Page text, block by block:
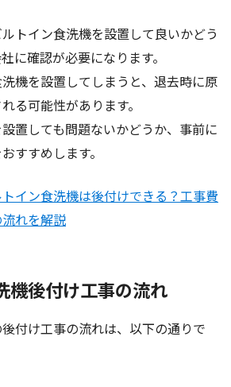
トイン食洗機を設置して良いかどう
に確認が必要になります。
機を設置してしまうと、退去時に原
る可能性があります。
置しても問題ないかどうか、事前に
すすめします。
トイン食洗機は後付けできる？工事費
れを解説
機後付け工事の流れ
付け工事の流れは、以下の通りで